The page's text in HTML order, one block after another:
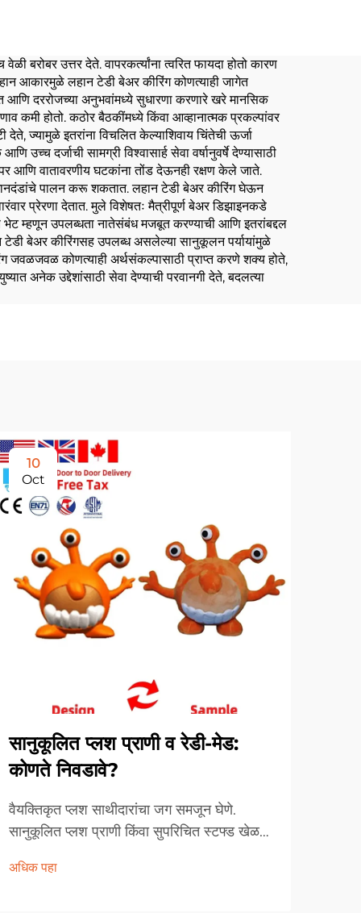
बरोबर उत्तर देते. वापरकर्त्यांना त्वरित फायदा होतो कारण
आकारमुळे लहान टेडी बेअर कीरिंग कोणत्याही जागेत
आणि दररोजच्या अनुभवांमध्ये सुधारणा करणारे खरे मानसिक
कमी होतो. कठोर बैठकींमध्ये किंवा आव्हानात्मक प्रकल्पांवर
ज्यामुळे इतरांना विचलित केल्याशिवाय चिंतेची ऊर्जा
दर्जाची सामग्री विश्वासार्ह सेवा वर्षानुवर्षे देण्यासाठी
आणि वातावरणीय घटकांना तोंड देऊनही रक्षण केले जाते.
मानदंडांचे पालन करू शकतात. लहान टेडी बेअर कीरिंग घेऊन
प्रेरणा देतात. मुले विशेषतः मैत्रीपूर्ण बेअर डिझाइनकडे
भेट म्हणून उपलब्धता नातेसंबंध मजबूत करण्याची आणि इतरांबद्दल
टेडी बेअर कीरिंगसह उपलब्ध असलेल्या सानुकूलन पर्यायांमुळे
जवळजवळ कोणत्याही अर्थसंकल्पासाठी प्राप्त करणे शक्य होते,
अनेक उद्देशांसाठी सेवा देण्याची परवानगी देते, बदलत्या
10
Oct
सानुकूलित प्लश प्राणी व रेडी-मेड:
कोणते निवडावे?
वैयक्तिकृत प्लश साथीदारांचा जग समजून घेणे.
सानुकूलित प्लश प्राणी किंवा सुपरिचित स्टफ्ड खेळणे
नसून, आठवणी निर्माण करणे, निर्मितिशीलता व्यक्त
अधिक पहा